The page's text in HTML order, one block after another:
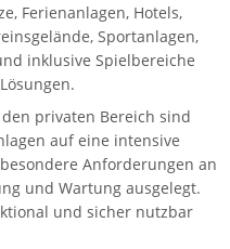
Ferienanlagen, Hotels,
Sportanlagen,
inklusive Spielbereiche
privaten Bereich sind
auf eine intensive
Anforderungen an
und Wartung ausgelegt.
und sicher nutzbar